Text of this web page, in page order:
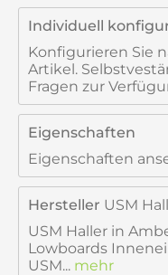
Individuell
Konfigurieren Sie
Artikel.
Fragen zur
Eigenschaften
Eigenschaften
Hersteller USM
USM Haller in
Lowboards
USM... mehr